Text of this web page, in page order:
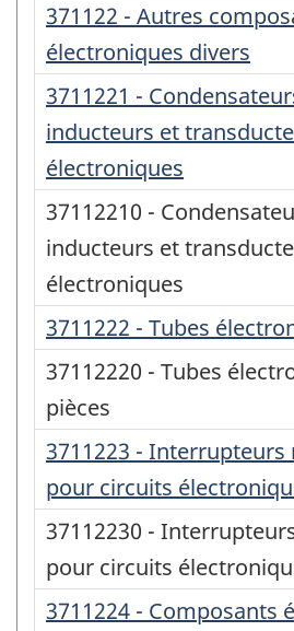
371122 - Autres
électroniques divers
3711221 -
inducteurs et
électroniques
37112210 -
inducteurs et
électroniques
3711222 - Tubes
37112220 - Tubes
pièces
3711223 - Interrupteurs
pour circuits
37112230 -
pour circuits
3711224 - Composants